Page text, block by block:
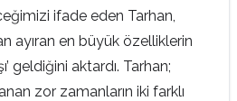
ifade eden Tarhan,
ayıran en büyük özelliklerin
geldiğini aktardı. Tarhan;
zor zamanların iki farklı